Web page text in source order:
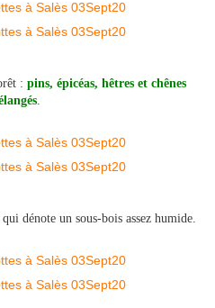
: pins, épicéas, hêtres et chênes
.
qui dénote un sous-bois assez humide.